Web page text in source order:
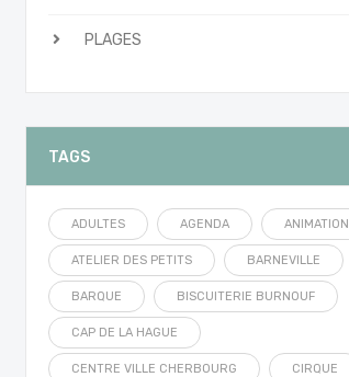
PLAGES
TAGS
ADULTES AGENDA ANIMATION
ATELIER DES PETITS BARNEVILLE
BARQUE BISCUITERIE BURNOUF
CAP DE LA HAGUE
CENTRE VILLE CHERBOURG CIRQUE